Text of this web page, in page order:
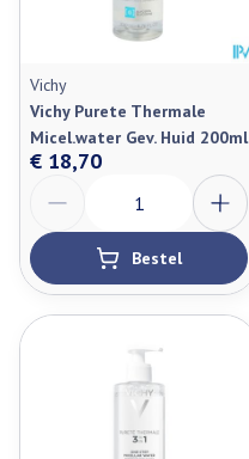
Vichy
Vichy Purete Thermale
Micel.water Gev. Huid 200ml
€ 18,70
Bestel